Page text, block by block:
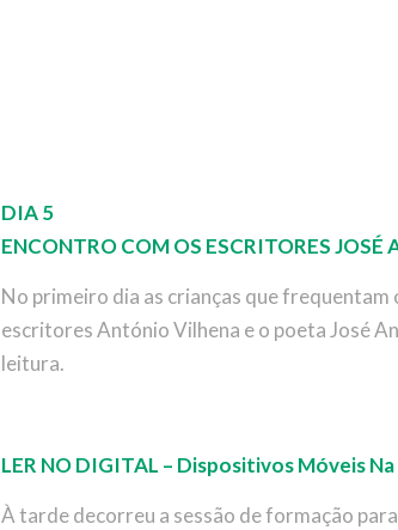
DIA 5
ENCONTRO COM OS ESCRITORES
No primeiro dia as crianças que frequentam
escritores António Vilhena e o poeta José
leitura.
LER NO DIGITAL – Dispositivos Móveis
À tarde decorreu a sessão de formação